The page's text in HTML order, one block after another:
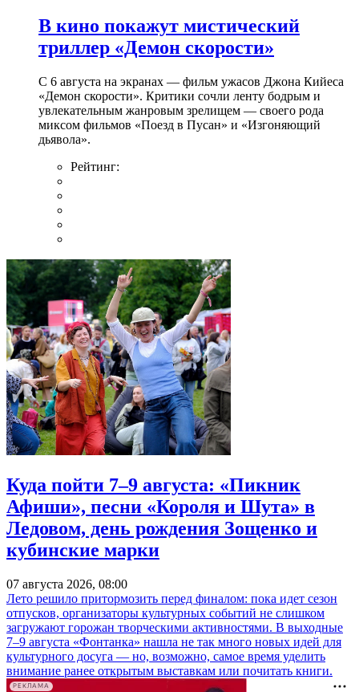
В кино покажут мистический
триллер «Демон скорости»
С 6 августа на экранах — фильм ужасов Джона Кийеса
«Демон скорости». Критики сочли ленту бодрым и
увлекательным жанровым зрелищeм — своего рода
миксом фильмов «Поезд в Пусан» и «Изгоняющий
дьявола».
Рейтинг:
Куда пойти 7–9 августа: «Пикник
Афиши», песни «Короля и Шута» в
Ледовом, день рождения Зощенко и
кубинские марки
07 августа 2026, 08:00
Лето решило притормозить перед финалом: пока идет сезон
отпусков, организаторы культурных событий не слишком
загружают горожан творческими активностями. В выходные
7–9 августа «Фонтанка» нашла не так много новых идей для
культурного досуга — но, возможно, самое время уделить
внимание ранее открытым выставкам или почитать книги.
РЕКЛАМА